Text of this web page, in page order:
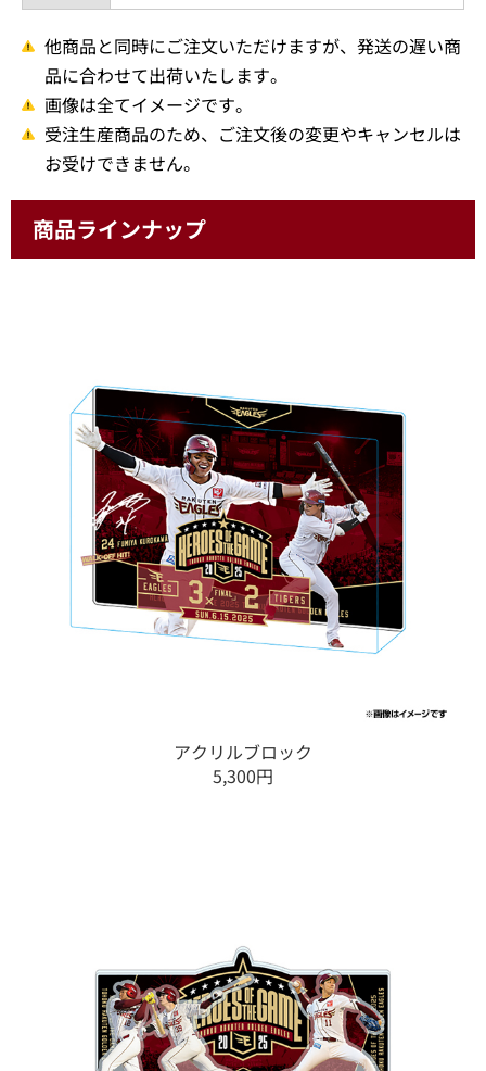
他商品と同時にご注文いただけますが、発送の遅い商
品に合わせて出荷いたします。
画像は全てイメージです。
受注生産商品のため、ご注文後の変更やキャンセルは
お受けできません。
商品ラインナップ
アクリルブロック
5,300円